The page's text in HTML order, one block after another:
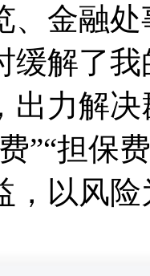
、金融
缓解了
出力解
”“担保
，以风